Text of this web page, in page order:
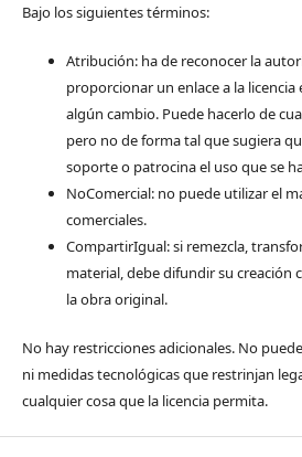
Bajo los siguientes términos:
Atribución: ha de reconocer la
proporcionar un enlace a la licencia
algún cambio. Puede hacerlo de
pero no de forma tal que sugiera
soporte o patrocina el uso que se
NoComercial: no puede utilizar el
comerciales.
CompartirIgual: si remezcla,
material, debe difundir su creación
la obra original.
No hay restricciones adicionales. No
ni medidas tecnológicas que restrinjan
cualquier cosa que la licencia permita.